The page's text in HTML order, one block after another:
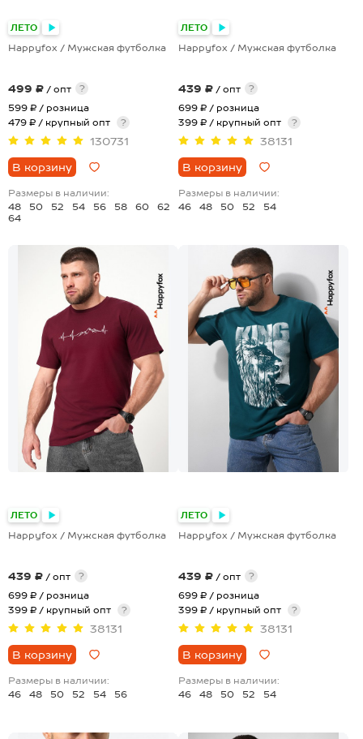
ЛЕТО
Happyfox / Мужская футболка
499 ₽ / опт
?
599 ₽ / розница
479 ₽ / крупный опт
?
130731
В корзину
Размеры в наличии:
48
50 52 54 56 58 60
62
64
ЛЕТО
Happyfox / Мужская футболка
439 ₽ / опт
?
699 ₽ / розница
399 ₽ / крупный опт
?
38131
В корзину
Размеры в наличии:
46
48 50 52 54
ЛЕТО
Happyfox / Мужская футболка
439 ₽ / опт
?
699 ₽ / розница
399 ₽ / крупный опт
?
38131
В корзину
Размеры в наличии:
46
48 50 52 54 56
ЛЕТО
Happyfox / Мужская футболка
439 ₽ / опт
?
699 ₽ / розница
399 ₽ / крупный опт
?
38131
В корзину
Размеры в наличии:
46
48 50 52 54